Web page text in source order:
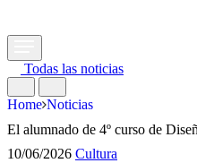
Todas las noticias
Home Noticias
El alumnado de 4º curso de
10/06/2026 Cultura